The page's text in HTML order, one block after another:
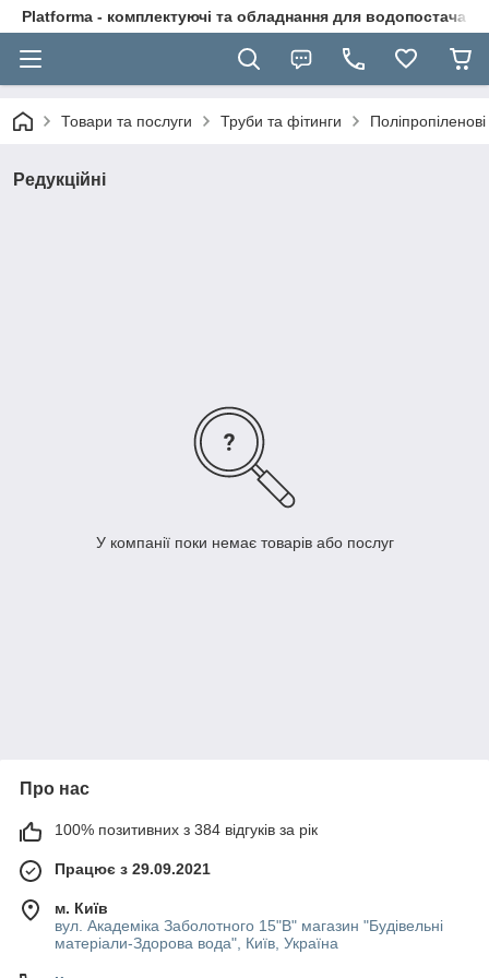
Platforma - комплектуючі та обладнання для
Товари та послуги Труби та фітинги
Редукційні
У компанії поки немає товарів або послуг
Про нас
100% позитивних з 384 відгуків за рік
Працює з 29.09.2021
м. Київ
вул. Академіка Заболотного 15"В" магазин "Будівельні
матеріали-Здорова вода", Київ, Україна